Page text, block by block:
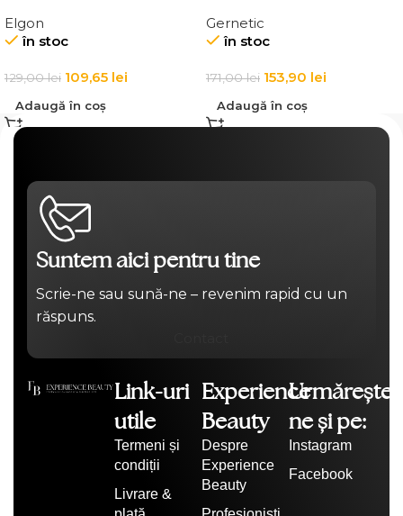
Affixx 83 Curl Creator
Cream
Elgon
în stoc
129,00lei 109,65 lei
Adaugă în coș
Demaquillant Douceur All
Skin Types Make-Up
Gernetic
în stoc
171,00lei 153,90 lei
Adaugă în coș
Suntem aici pentru tine
Scrie-ne sau sună-ne – revenim rapid cu un
răspuns.
Link-uri
utile
Termeni și
condiții
Livrare &
Experience
Beauty
Despre
Experience
Beauty
Urmărește-
ne și pe:
Instagram
Facebook